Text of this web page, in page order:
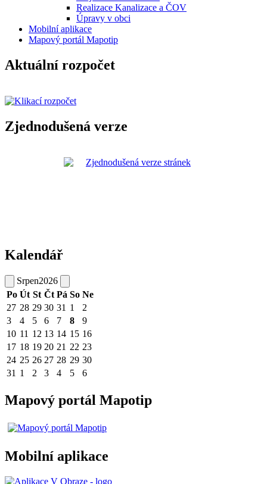
Realizace Kanalizace a ČOV
Úpravy v obci
Mobilní aplikace
Mapový portál Mapotip
Aktuální rozpočet
Zjednodušená verze
Kalendář
Srpen2026
Po Út St Čt Pá So Ne
27 28 29 30 31 1
2
3
4 5 6 7 8
9
10 11 12 13 14 15 16
17 18 19 20 21 22 23
24 25 26 27 28 29 30
31 1 2 3 4 5 6
Mapový portál Mapotip
Mobilní aplikace